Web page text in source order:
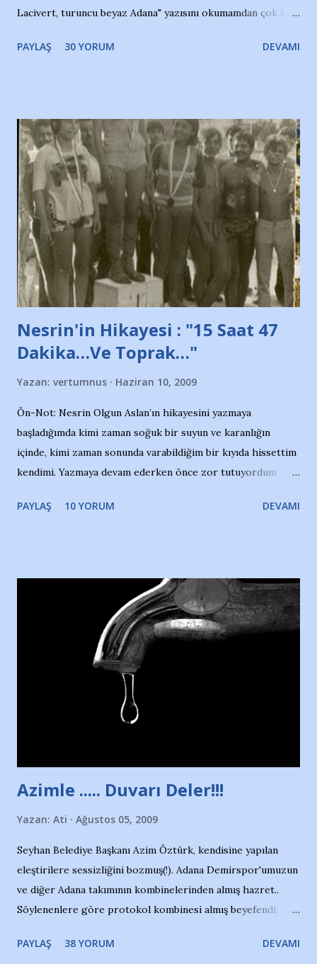
Lacivert, turuncu beyaz Adana" yazısını okumamdan çok kısa
irkildim.. "Bursasporlu taraftarlar, İstanbul takımlarının
ve ürünlerini Bursa şehrinde görmek istemediklerini bir
protesto eylemiyle açıkladıklarını bildiriyordu.. Bu grup
adına açıklama yapan şahsı muhterem(!) ''Açık ve net olarak
söylüyoruz. Bu son uyarımızdır. Bunun yanısıra, bu takımlara
ait tanıtıcı ilanların asılmasına izin veren Bursa Büyükşehir
Belediyesi ile mağazaların bulunduğu alışveriş merkezlerini
de kınıyoruz'' diye de eklemiş .. Blogumuzda okuduğum bu
yazının hemen ardından bu habe...
PAYLAŞ 30 YORUM DEVAMI
Nesrin'in Hikayesi : "15 Saat 47
Dakika…Ve Toprak…"
Yazan: vertumnus Haziran 10, 2009
Ön-Not: Nesrin Olgun Aslan’ın hikayesini yazmaya
başladığımda kimi zaman soğuk bir suyun ve karanlığın
içinde, kimi zaman sonunda varabildiğim bir kıyıda hissettim
kendimi. Yazmaya devam ederken önce zor tutuyordum
Yazımı, ağlayarak bitirebildim ancak…Kendisinin web
Nesrin’in Hikayesi’ne başlıyorum… 1964 Adana Yüzme
havuzunun kenarında 7 yaşında kara kuru bir kız çocuğu
duruyor. Havuzun içinde Adana Demirspor Kulübü
yüzücüleri. Erkekler çoğunlukta. Küçük kız etrafına bakıyor.
Sadece 4 kız çocuğu var. Nesrin, Adana Demirspor’un 4
kızından biri oluyor o gün…Giriyor havuza. 1973 – 1975
Adana Nesrin, 16 yaşında. Yüzüyor. 7 yaşında girdiği
Türkiye 3.lüğü var. 17 yaşında mar...
PAYLAŞ 10 YORUM DEVAMI
Azimle ..... Duvarı Deler!!!
Yazan: Ati Ağustos 05, 2009
Seyhan Belediye Başkanı Azim Öztürk, kendisine yapılan
eleştirilere sessizliğini bozmuş(!). Adana Demirspor'umuzun
ve diğer Adana takımının kombinelerinden almış hazret..
Söylenenlere göre protokol kombinesi almış beyefendi,
ki kombineyi Bekir Başkan'dan alırken; dillere destan..
PAYLAŞ 38 YORUM DEVAMI